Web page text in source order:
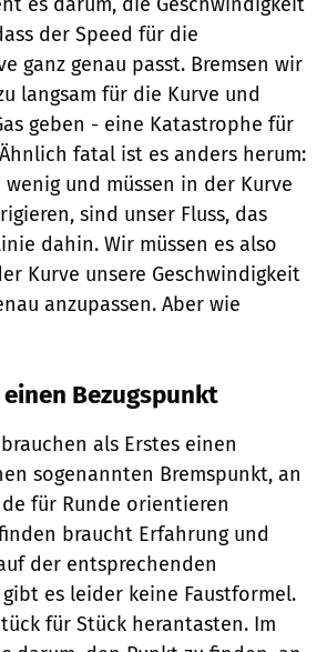
der Speed für die
ganz genau passt. Bremsen wir
langsam für die Kurve und
geben - eine Katastrophe für
fatal ist es anders herum:
wenig und müssen in der Kurve
sind unser Fluss, das
dahin. Wir müssen es also
Kurve unsere Geschwindigkeit
anzupassen. Aber wie
Bezugspunkt
als Erstes einen
sogenannten Bremspunkt, an
für Runde orientieren
braucht Erfahrung und
der entsprechenden
gibt es leider keine Faustformel.
für Stück herantasten. Im